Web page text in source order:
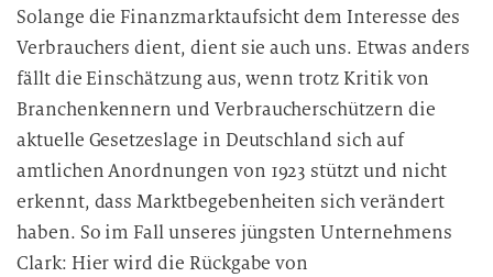
Solange die Finanzmarktaufsicht dem Interesse des
Verbrauchers dient, dient sie auch uns. Etwas anders
fällt die Einschätzung aus, wenn trotz Kritik von
Branchenkennern und Verbraucherschützern die
aktuelle Gesetzeslage in Deutschland sich auf
amtlichen Anordnungen von 1923 stützt und nicht
erkennt, dass Marktbegebenheiten sich verändert
haben. So im Fall unseres jüngsten Unternehmens
Clark: Hier wird die Rückgabe von